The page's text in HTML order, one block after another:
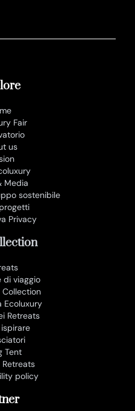
Fair
us
Media
sostenibile
Privacy
di viaggio
Collection
Ecoluxury
Retreats
Tent
policy